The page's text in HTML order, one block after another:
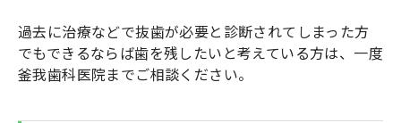
過去に治療などで抜歯が必要と診断されてしまった方
でもできるならば歯を残したいと考えている方は、一度
釜我歯科医院までご相談ください。